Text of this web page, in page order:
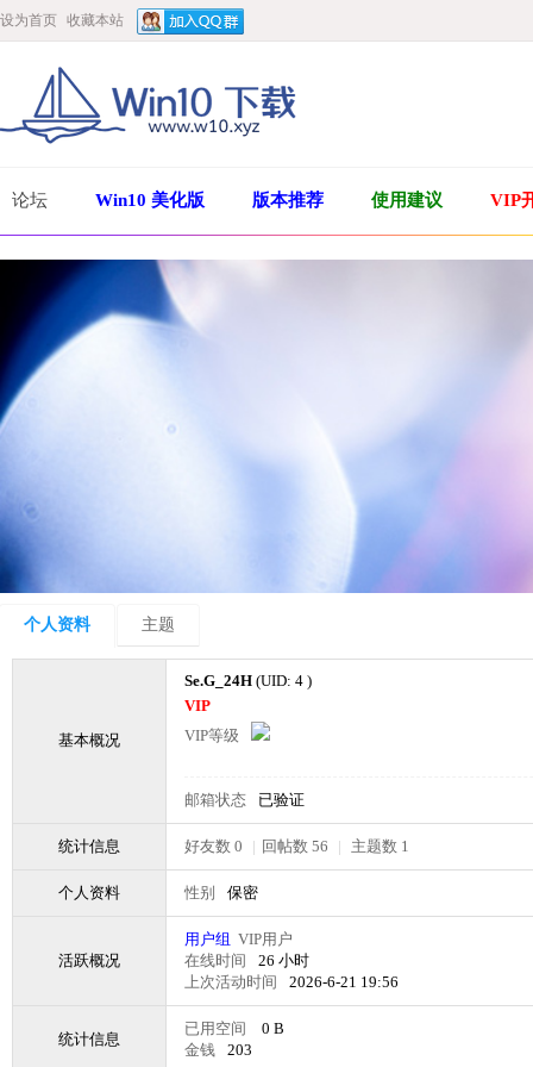
设为首页 收藏本站
论坛 Win10 美化版 版本推荐 使用建议 VIP
个人资料 主题
基本概况
Se.G_24H (UID: 4 )
VIP
VIP等级
邮箱状态 已验证
统计信息 好友数 0 | 回帖数 56 | 主题数 1
个人资料 性别 保密
活跃概况
用户组 VIP用户
在线时间
26 小时
上次活动时间
2026-6-21 19:56
统计信息
已用空间
0 B
金钱
203